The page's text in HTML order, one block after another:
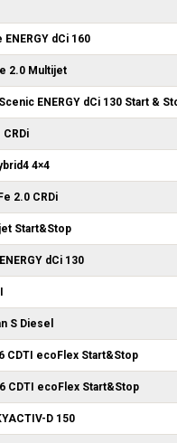
ENERGY dCi 160
2.0 Multijet
ENERGY dCi 130 Start &
CRDi
4×4
2.0 CRDi
Start&Stop
dCi 130
S Diesel
CDTI ecoFlex Start&Stop
CDTI ecoFlex Start&Stop
D 150